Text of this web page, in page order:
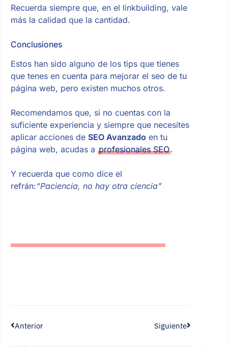
Recuerda siempre que, en el linkbuilding, vale
más la calidad que la cantidad.
Conclusiones
Estos han sido alguno de los tips que tienes
que tenes en cuenta para mejorar el seo de tu
página web, pero existen muchos otros.
Recomendamos que, si no cuentas con la
suficiente experiencia y siempre que necesites
aplicar acciones de SEO Avanzadoen tu
página web, acudas a profesionales SEO.
Y recuerda que como dice el
refrán:“Paciencia, no hay otra ciencia”
Anterior Siguiente